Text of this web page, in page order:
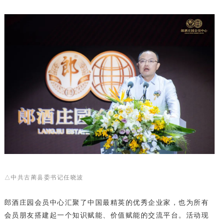
△中共古蔺县委书记任晓波
郎酒庄园会员中心汇聚了中国最精英的优秀企业家，也为所有
会员朋友搭建起一个知识赋能、价值赋能的交流平台。活动现